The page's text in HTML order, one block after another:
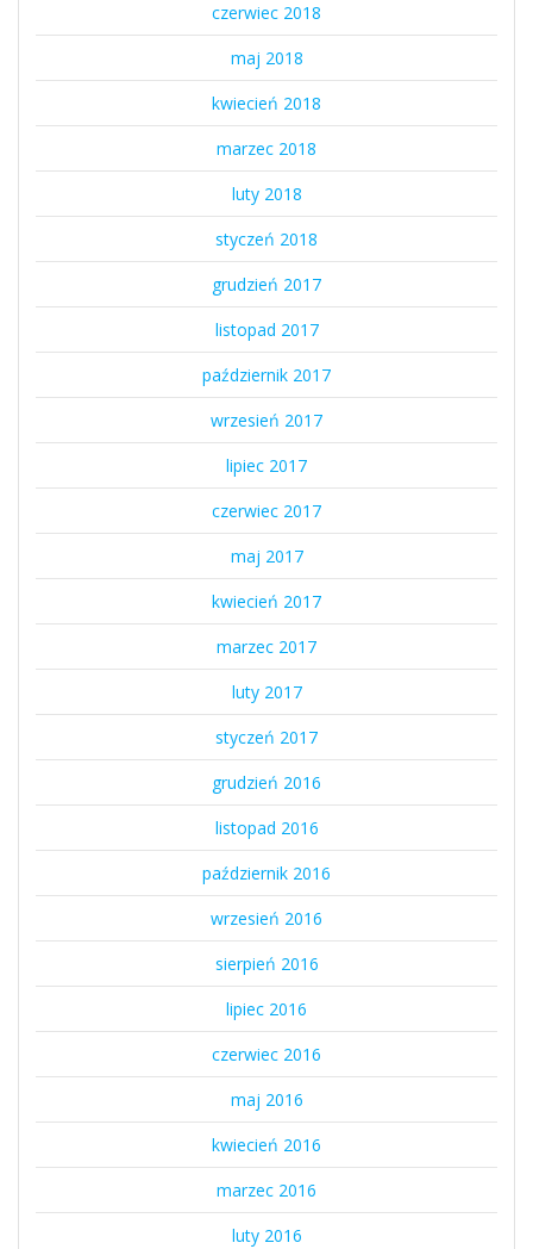
czerwiec 2018
maj 2018
kwiecień 2018
marzec 2018
luty 2018
styczeń 2018
grudzień 2017
listopad 2017
październik 2017
wrzesień 2017
lipiec 2017
czerwiec 2017
maj 2017
kwiecień 2017
marzec 2017
luty 2017
styczeń 2017
grudzień 2016
listopad 2016
październik 2016
wrzesień 2016
sierpień 2016
lipiec 2016
czerwiec 2016
maj 2016
kwiecień 2016
marzec 2016
luty 2016